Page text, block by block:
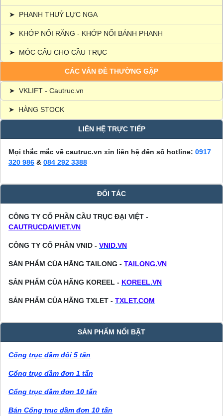
➤ PHANH THUỶ LỰC NGA
➤ KHỚP NỐI RĂNG - KHỚP NỐI BÁNH PHANH
➤ MÓC CẨU CHO CẦU TRỤC
CÁC VẤN ĐỀ THƯỜNG GẶP
➤ VKLIFT - Cautruc.vn
➤ HÀNG STOCK
LIÊN HỆ TRỰC TIẾP
Mọi thắc mắc về cautruc.vn xin liên hệ đến số hotline: 0917
320 986 & 084 292 3388
ĐỐI TÁC
CÔNG TY CỔ PHẦN CẦU TRỤC ĐẠI VIỆT -
CAUTRUCDAIVIET.VN
CÔNG TY CỔ PHẦN VNID - VNID.VN
SẢN PHẨM CỦA HÃNG TAILONG - TAILONG.VN
SẢN PHẨM CỦA HÃNG KOREEL - KOREEL.VN
SẢN PHẨM CỦA HÃNG TXLET - TXLET.COM
SẢN PHẨM NỔI BẬT
Cổng trục dầm đôi 5 tấn
Cổng trục dầm đơn 1 tấn
Cổng trục dầm đơn 10 tấn
Bán Cổng trục dầm đơn 10 tấn